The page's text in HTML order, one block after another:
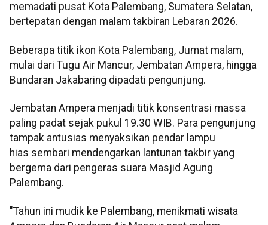
memadati pusat Kota Palembang, Sumatera Selatan,
bertepatan dengan malam takbiran Lebaran 2026.
Beberapa titik ikon Kota Palembang, Jumat malam,
mulai dari Tugu Air Mancur, Jembatan Ampera, hingga
Bundaran Jakabaring dipadati pengunjung.
Jembatan Ampera menjadi titik konsentrasi massa
paling padat sejak pukul 19.30 WIB. Para pengunjung
tampak antusias menyaksikan pendar lampu
hias sembari mendengarkan lantunan takbir yang
bergema dari pengeras suara Masjid Agung
Palembang.
"Tahun ini mudik ke Palembang, menikmati wisata